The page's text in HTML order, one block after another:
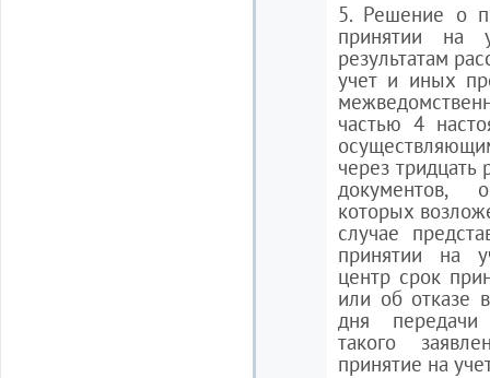
5. Решение о
принятии на
результатам
учет и иных
частью 4
через тридцать
документов,
которых
случае
принятии на
центр срок
или об отказе
дня передачи
такого
принятие на